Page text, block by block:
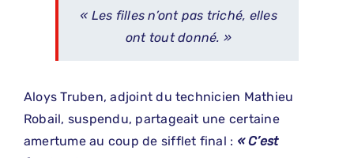
« Les filles n’ont pas triché, elles
ont tout donné. »
Aloys Truben, adjoint du technicien Mathieu
Robail, suspendu, partageait une certaine
amertume au coup de sifflet final : « C’est